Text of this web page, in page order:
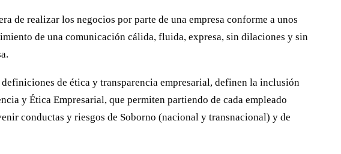
de realizar los negocios por parte de una empresa conforme a unos
de una comunicación cálida, fluida, expresa, sin dilaciones y sin
definiciones de ética y transparencia empresarial, definen la inclusión
y Ética Empresarial, que permiten partiendo de cada empleado
conductas y riesgos de Soborno (nacional y transnacional) y de